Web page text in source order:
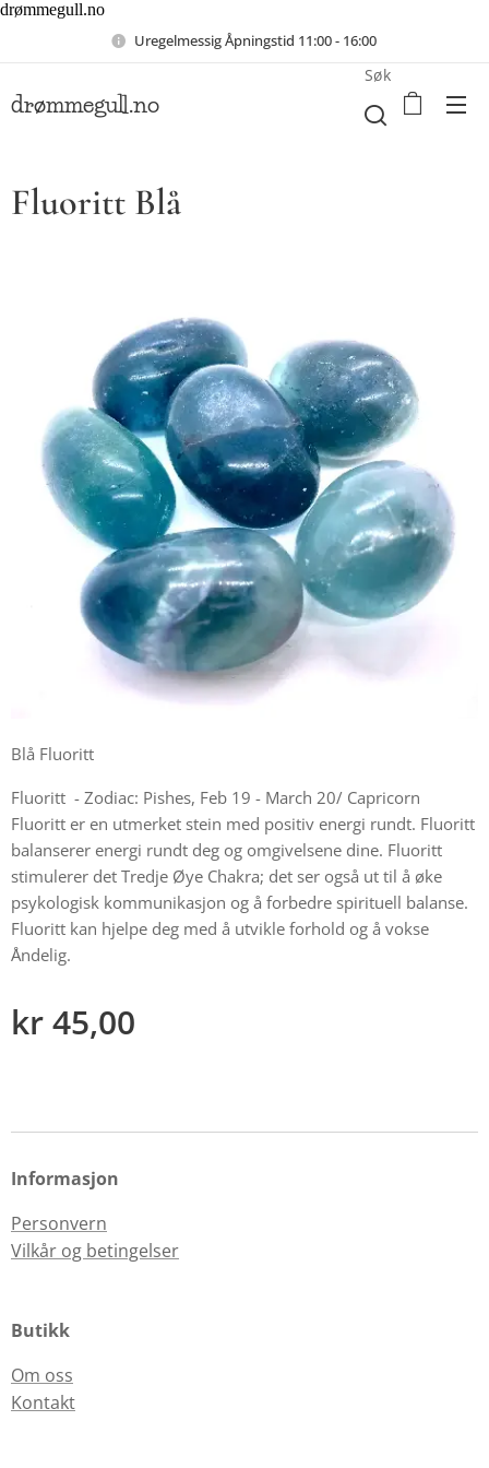
drømmegull.no
Uregelmessig Åpningstid 11:00 - 16:00
drømmegull.no
Søk
Fluoritt Blå
Blå Fluoritt
Fluoritt - Zodiac: Pishes, Feb 19 - March 20/ Capricorn
Fluoritt er en utmerket stein med positiv energi rundt. Fluoritt
balanserer energi rundt deg og omgivelsene dine. Fluoritt
stimulerer det Tredje Øye Chakra; det ser også ut til å øke
psykologisk kommunikasjon og å forbedre spirituell balanse.
Fluoritt kan hjelpe deg med å utvikle forhold og å vokse
Åndelig.
kr45,00
Informasjon
Personvern
Vilkår og betingelser
Butikk
Om oss
Kontakt